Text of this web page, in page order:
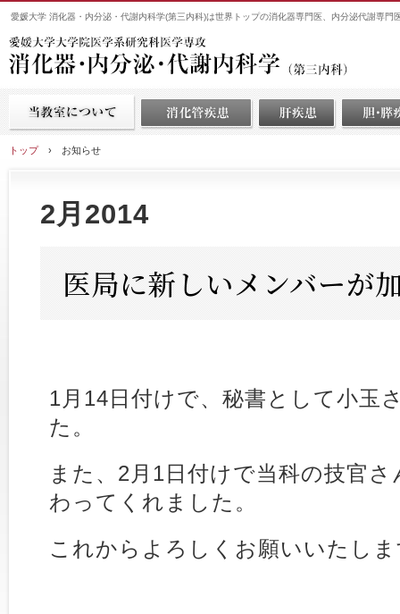
愛媛大学 消化器・内分泌・代謝内科学(第三内科)は世界トップの消化器専門医、内分泌代謝専門
トップ› お知らせ
2月2014
医局に新しいメンバーが
1月14日付けで、秘書として小玉
た。
また、2月1日付けで当科の技官
わってくれました。
これからよろしくお願いいたし